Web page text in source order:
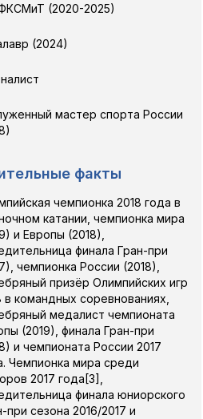
(2020-2025)
(2024)
мастер спорта России
факты
чемпионка 2018 года в
катании, чемпионка мира
и Европы (2018),
финала Гран-при
чемпионка России (2018),
призёр Олимпийских игр
в командных соревнованиях,
медалист чемпионата
(2019), финала Гран-при
и чемпионата России 2017
Чемпионка мира среди
2017 года[3],
финала юниорского
при сезона 2016/2017 и